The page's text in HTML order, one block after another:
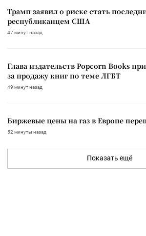
Трамп заявил о риске стать
республиканцем США
47 минут назад
Глава издательств Popcorn Books
за продажу книг по теме ЛГБТ
49 минут назад
Биржевые цены на газ в Европе
52 минуты назад
Показать ещё